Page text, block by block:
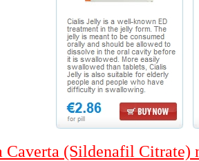
(Sildenafil Citrate)